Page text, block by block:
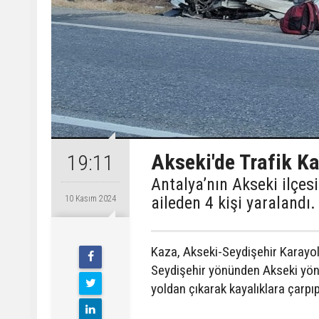
19:11
10 Kasım 2024
Akseki'de Trafik
Antalya’nın Akseki
aileden 4 kişi yaralandı.
Kaza, Akseki-Seydişehir
Seydişehir yönünden Akseki
yoldan çıkarak kayalıklara